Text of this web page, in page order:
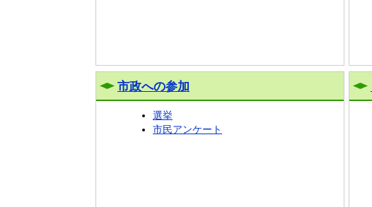
市政への参加
選挙
市民アンケート